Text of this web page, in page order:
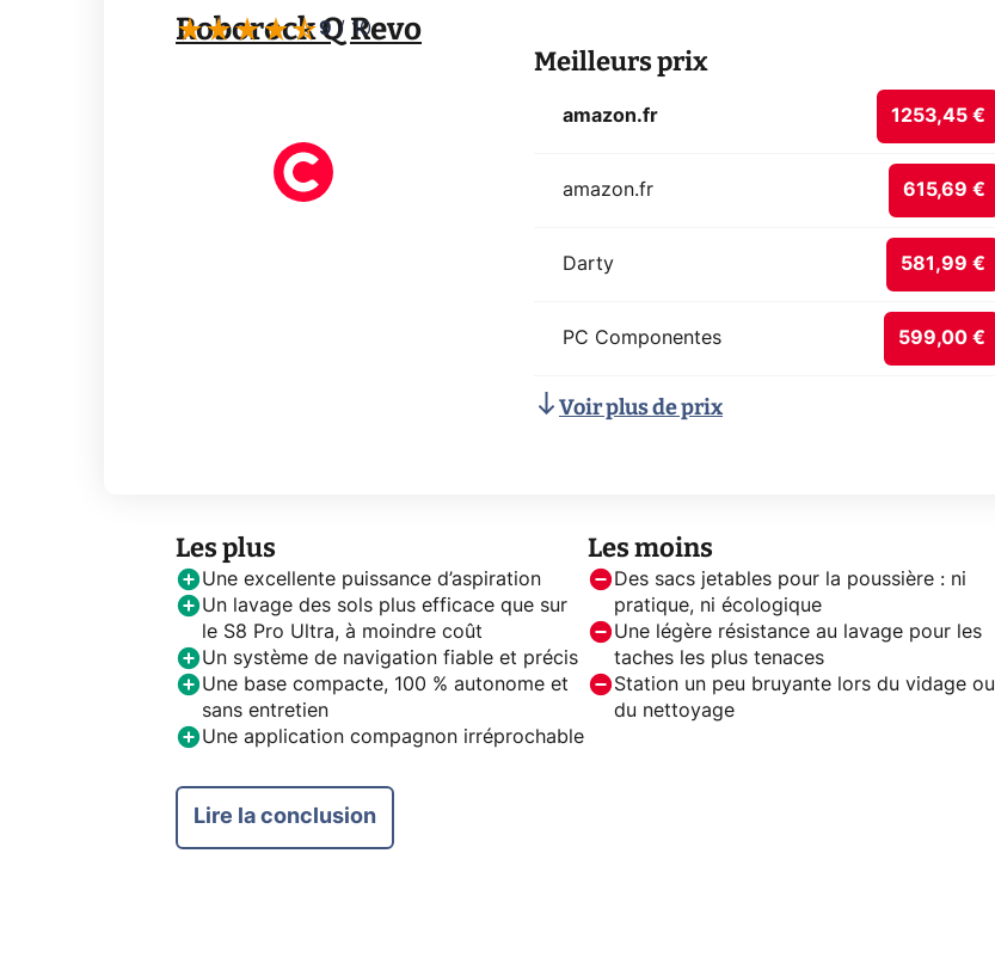
Roborock Q Revo
9 / 10
Meilleurs prix
amazon.fr 1253,45 €
amazon.fr 615,69 €
Darty 581,99 €
PC Componentes 599,00 €
Voir plus de prix
Les plus
Une excellente puissance d’aspiration
Un lavage des sols plus efficace que sur
le S8 Pro Ultra, à moindre coût
Un système de navigation fiable et précis
Une base compacte, 100 % autonome et
sans entretien
Une application compagnon irréprochable
Les moins
Des sacs jetables pour la poussière : ni
pratique, ni écologique
Une légère résistance au lavage pour les
taches les plus tenaces
Station un peu bruyante lors du vidage ou
du nettoyage
Lire la conclusion